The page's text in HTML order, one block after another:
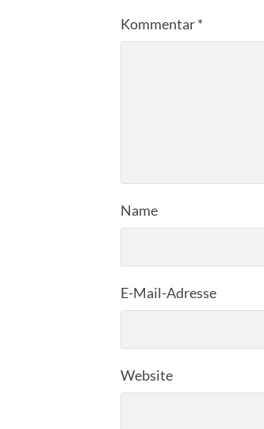
Kommentar*
Name
E-Mail-Adresse
Website